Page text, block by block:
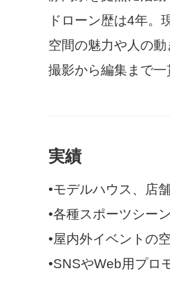
ドローン歴は4年。
空間の魅力や人の
撮影から編集まで一
実績
•モデルハウス、店
•各種スポーツシー
•屋内外イベントの
•SNSやWeb用プロ